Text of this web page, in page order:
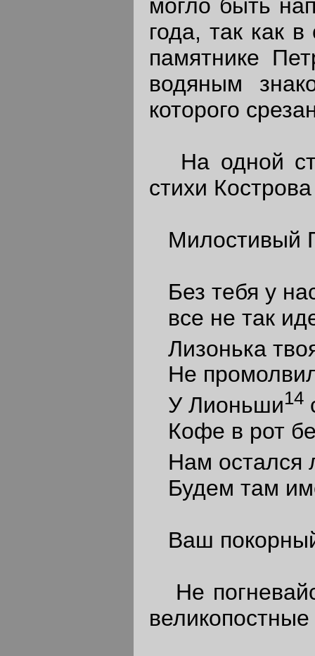
могло быть
года, так как
памятнике
водяным
которого
На одной
стихи
Милостивый
Без тебя у
все не так
Лизонька
Не
У Лионьши14
Кофе в рот
Нам остался
Будем там
Ваш
Не